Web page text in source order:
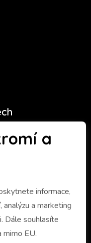
a
informace,
a marketing
EU.